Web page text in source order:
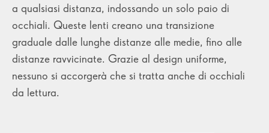
a qualsiasi distanza, indossando un solo paio di
occhiali. Queste lenti creano una transizione
graduale dalle lunghe distanze alle medie, fino alle
distanze ravvicinate. Grazie al design uniforme,
nessuno si accorgerà che si tratta anche di occhiali
da lettura.